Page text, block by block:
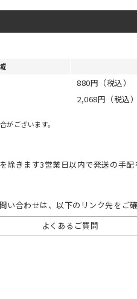
880円（税込）
2,068円（税込）
ございます。
除きます3営業日以内で発送の手配
い合わせは、以下のリンク先をご確
よくあるご質問